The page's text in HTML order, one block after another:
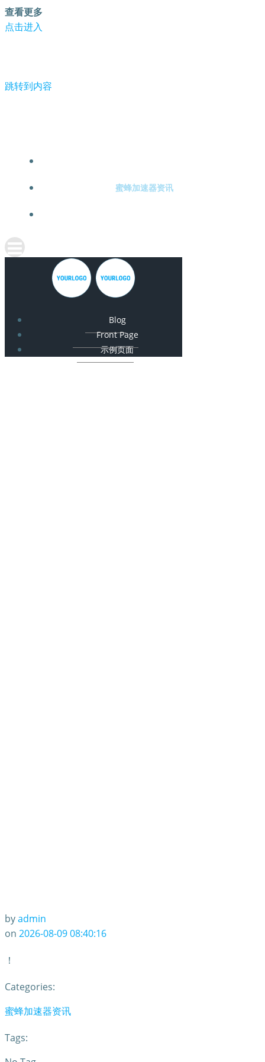
查看更多
点击进入
跳转到内容
蜜蜂加速器资讯
Blog
Front Page
示例页面
byadmin
on 2026-08-09 08:40:16
！
Categories:
蜜蜂加速器资讯
Tags: